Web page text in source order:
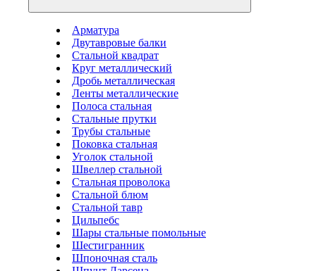
Арматура
Двутавровые балки
Стальной квадрат
Круг металлический
Дробь металлическая
Ленты металлические
Полоса стальная
Стальные прутки
Трубы стальные
Поковка стальная
Уголок стальной
Швеллер стальной
Стальная проволока
Стальной блюм
Стальной тавр
Цильпебс
Шары стальные помольные
Шестигранник
Шпоночная сталь